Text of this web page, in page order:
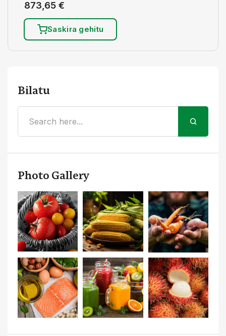
873,65 €
Saskira gehitu
Bilatu
Photo Gallery